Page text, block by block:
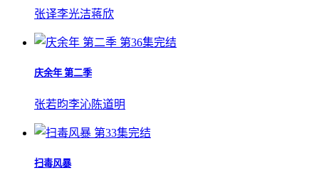
张译李光洁蒋欣
第36集完结
庆余年 第二季
张若昀李沁陈道明
第33集完结
扫毒风暴